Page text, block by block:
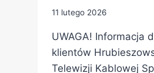
11 lutego 2026
UWAGA! Informacja
klientów
Telewizji Kablowej